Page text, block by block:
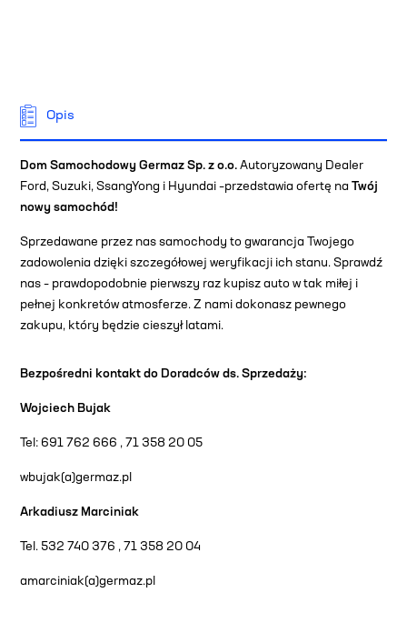
Opis
Dom Samochodowy Germaz Sp. z o.o.Autoryzowany Dealer
Ford, Suzuki, SsangYong i Hyundai –przedstawia ofertę na
Twój
nowy samochód!
Sprzedawane przez nas samochody to gwarancja Twojego
zadowolenia dzięki szczegółowej weryfikacji ich stanu. Sprawdź
nas – prawdopodobnie pierwszy raz kupisz auto w tak miłej i
pełnej konkretów atmosferze. Z nami dokonasz pewnego
zakupu, który będzie cieszył latami.
Bezpośredni kontakt do Doradców ds. Sprzedaży:
Wojciech Bujak
Tel: 691 762 666 , 71 358 20 05
wbujak(a)germaz.pl
Arkadiusz Marciniak
Tel. 532 740 376 , 71 358 20 04
amarciniak(a)germaz.pl